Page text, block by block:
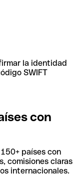
la identidad
SWIFT
con
países con
comisiones claras
internacionales.